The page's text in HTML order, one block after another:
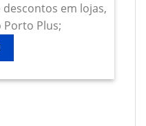
em lojas,
Porto Plus;